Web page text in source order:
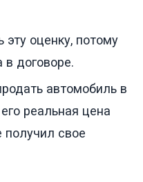
оценку, потому
в договоре.
автомобиль в
реальная цена
свое